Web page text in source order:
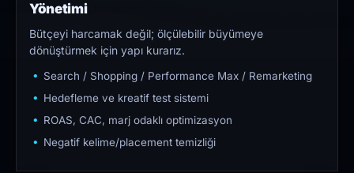
Yönetimi
Bütçeyi harcamak değil; ölçülebilir büyümeye
dönüştürmek için yapı kurarız.
Search / Shopping / Performance Max / Remarketing
Hedefleme ve kreatif test sistemi
ROAS, CAC, marj odaklı optimizasyon
Negatif kelime/placement temizliği